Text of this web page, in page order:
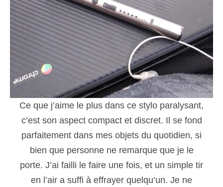
Ce que j’aime le plus dans ce stylo paralysant,
c’est son aspect compact et discret. Il se fond
parfaitement dans mes objets du quotidien, si
bien que personne ne remarque que je le
porte. J’ai failli le faire une fois, et un simple tir
en l’air a suffi à effrayer quelqu’un. Je ne